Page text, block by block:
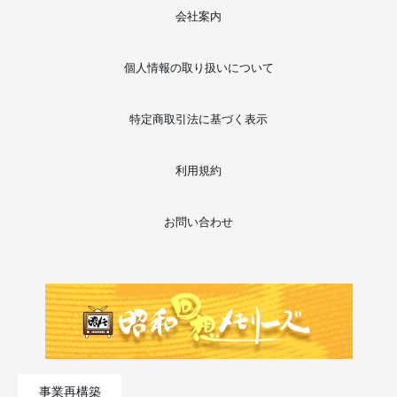
会社案内
個人情報の取り扱いについて
特定商取引法に基づく表示
利用規約
お問い合わせ
事業再構築